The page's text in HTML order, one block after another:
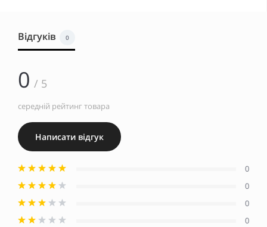
Відгуків 0
0 / 5
середній рейтинг товара
Написати відгук
0
0
0
0